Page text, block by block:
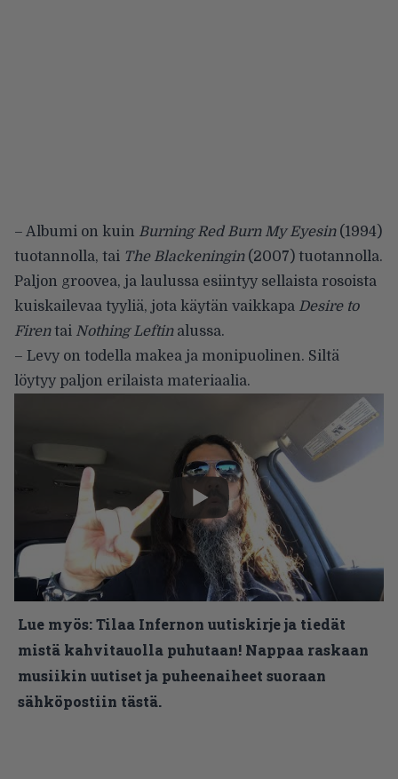
– Albumi on kuin Burning Red Burn My Eyesin(1994)
tuotannolla, tai The Blackeningin(2007) tuotannolla.
Paljon groovea, ja laulussa esiintyy sellaista rosoista
kuiskailevaa tyyliä, jota käytän vaikkapa Desire to
Firentai Nothing Leftinalussa.
– Levy on todella makea ja monipuolinen. Siltä
löytyy paljon erilaista materiaalia.
Lue myös:Tilaa Infernon uutiskirje ja tiedät
mistä kahvitauolla puhutaan! Nappaa raskaan
musiikin uutiset ja puheenaiheet suoraan
sähköpostiin tästä.